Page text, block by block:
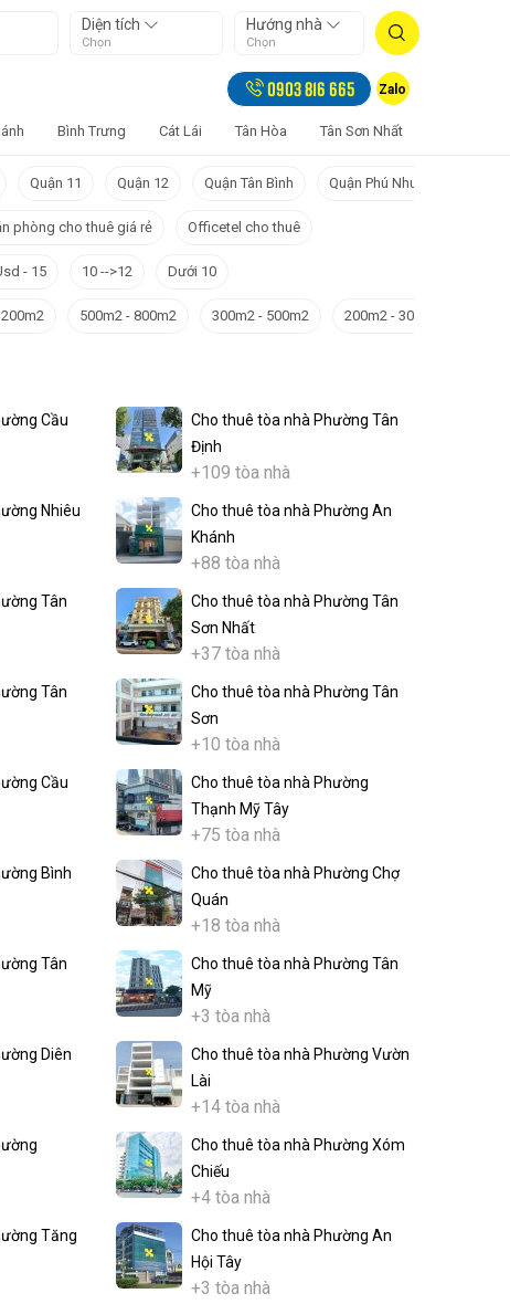
Diện tích
Chọn
Hướng nhà
Chọn
0903 816 665 Zalo
Bình Trưng Cát Lái Tân Hòa Tân Sơn Nhất
Quận 11 Quận 12 Quận Tân Bình Quận Phú Nhuận
phòng cho thuê giá rẻ Officetel cho thuê
- 15 10 -->12 Dưới 10
500m2 - 800m2 300m2 - 500m2 200m2 - 300m2
Cầu
Cho thuê tòa nhà Phường Tân
Định
+109 tòa nhà
Nhiêu
Cho thuê tòa nhà Phường An
Khánh
+88 tòa nhà
Tân
Cho thuê tòa nhà Phường Tân
Sơn Nhất
+37 tòa nhà
Tân
Cho thuê tòa nhà Phường Tân
Sơn
+10 tòa nhà
Cầu
Cho thuê tòa nhà Phường
Thạnh Mỹ Tây
+75 tòa nhà
Bình
Cho thuê tòa nhà Phường Chợ
Quán
+18 tòa nhà
Tân
Cho thuê tòa nhà Phường Tân
Mỹ
+3 tòa nhà
Diên
Cho thuê tòa nhà Phường Vườn
Lài
+14 tòa nhà
Cho thuê tòa nhà Phường Xóm
Chiếu
+4 tòa nhà
Tăng
Cho thuê tòa nhà Phường An
Hội Tây
+3 tòa nhà